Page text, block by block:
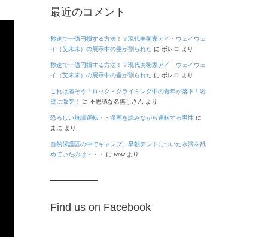
最近のコメント
秒速で一億円損する方法！？現代美術家アイ・ウェイウェ
イ（艾未未）の展示中の壷が割られた に ボレロ より
秒速で一億円損する方法！？現代美術家アイ・ウェイウェ
イ（艾未未）の展示中の壷が割られた に ボレロ より
これは痛そう！ロック・クライミング中の青年が落下！岩
壁に激突！
に 不思議な名無しさん より
恐ろしい無謀運転・・漫画を読みながら運転する男性に
まに より
自然保護区の中でキャンプ。早朝テントについた水滴を舐
めていたのは・・・
に wowより
Find us on Facebook